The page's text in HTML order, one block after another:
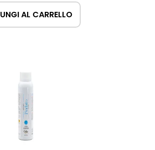
AL CARRELLO